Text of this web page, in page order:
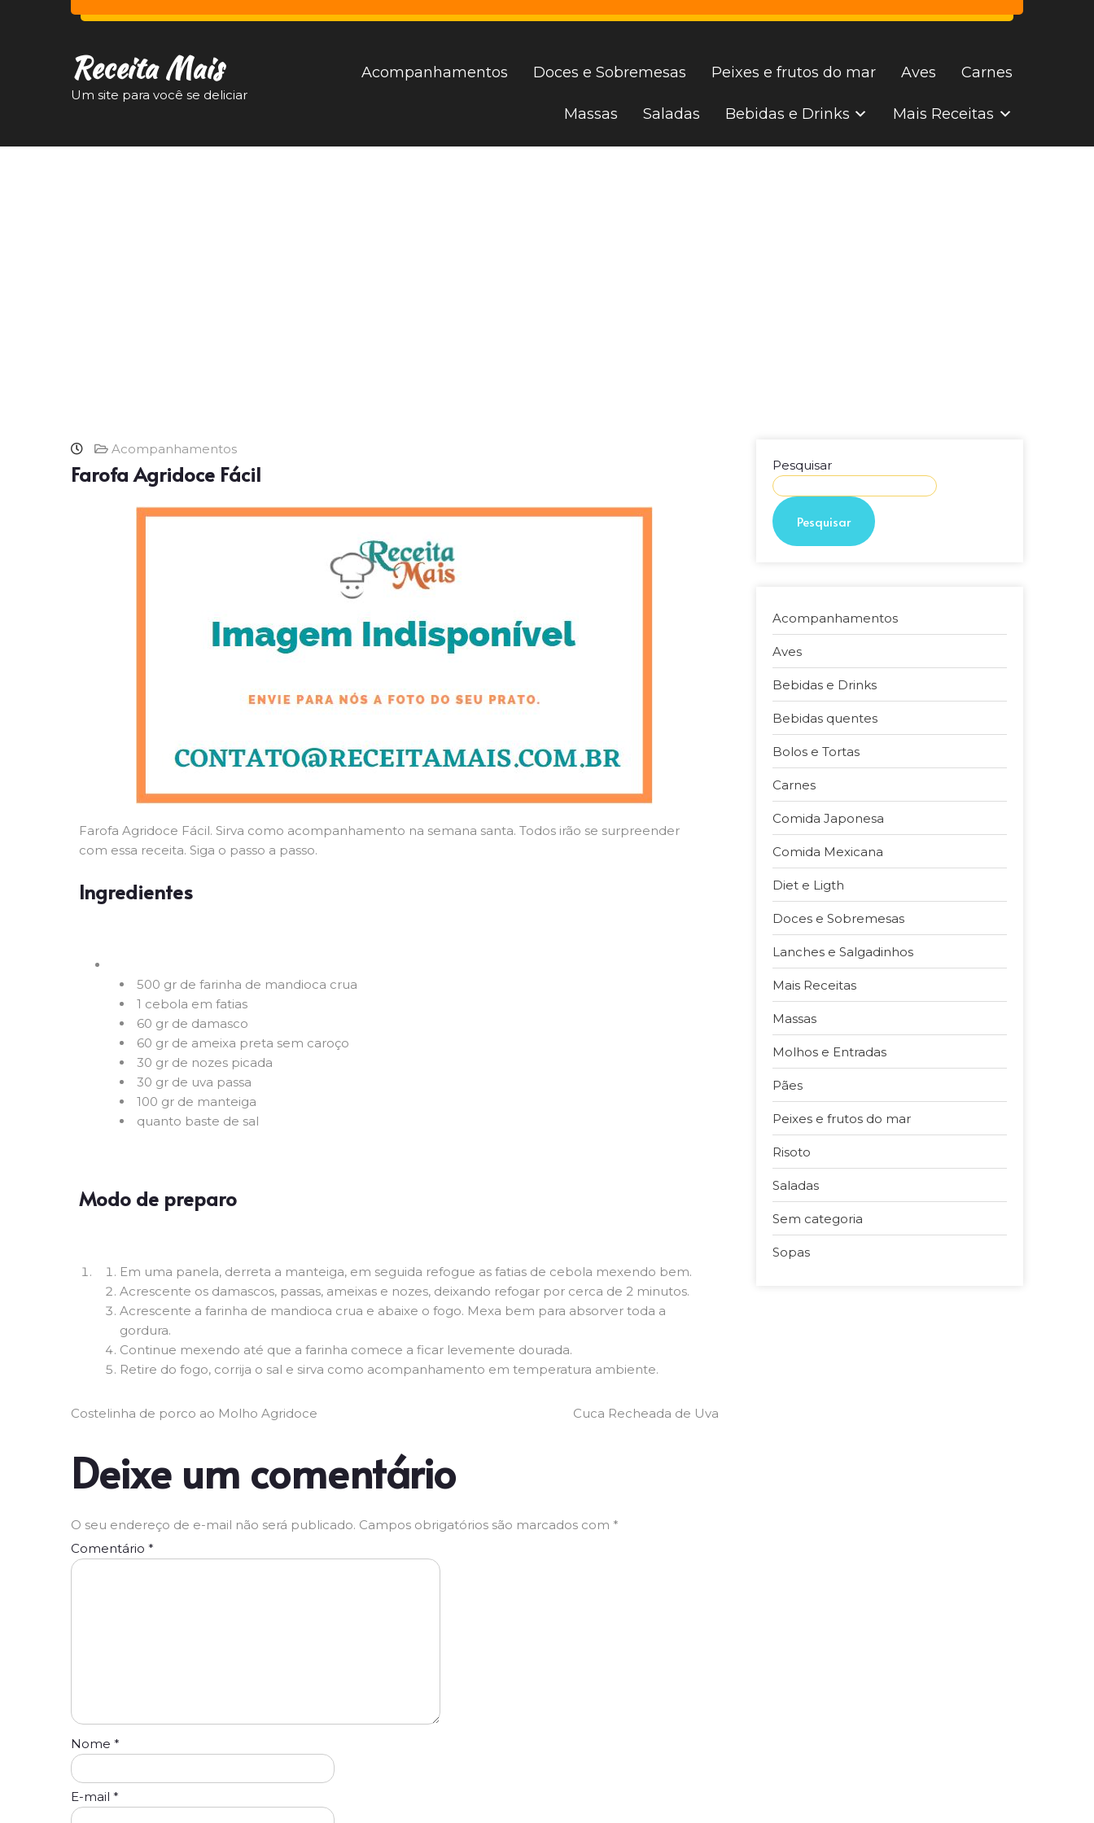
Receita Mais
Um site para você se deliciar
Acompanhamentos Doces e Sobremesas Peixes e frutos do mar Aves Carnes
Massas Saladas Bebidas e Drinks Mais Receitas
Acompanhamentos
Farofa Agridoce Fácil
Farofa Agridoce Fácil. Sirva como acompanhamento na semana santa. Todos irão se surpreender
com essa receita. Siga o passo a passo.
Ingredientes
500 gr de farinha de mandioca crua
1 cebola em fatias
60 gr de damasco
60 gr de ameixa preta sem caroço
30 gr de nozes picada
30 gr de uva passa
100 gr de manteiga
quanto baste de sal
Modo de preparo
Em uma panela, derreta a manteiga, em seguida refogue as fatias de cebola mexendo bem.
Acrescente os damascos, passas, ameixas e nozes, deixando refogar por cerca de 2 minutos.
Acrescente a farinha de mandioca crua e abaixe o fogo. Mexa bem para absorver toda a
gordura.
Continue mexendo até que a farinha comece a ficar levemente dourada.
Retire do fogo, corrija o sal e sirva como acompanhamento em temperatura ambiente.
Costelinha de porco ao Molho Agridoce Cuca Recheada de Uva
Deixe um comentário
O seu endereço de e-mail não será publicado. Campos obrigatórios são marcados com *
Comentário *
Nome *
E-mail *
Pesquisar
Pesquisar
Acompanhamentos
Aves
Bebidas e Drinks
Bebidas quentes
Bolos e Tortas
Carnes
Comida Japonesa
Comida Mexicana
Diet e Ligth
Doces e Sobremesas
Lanches e Salgadinhos
Mais Receitas
Massas
Molhos e Entradas
Pães
Peixes e frutos do mar
Risoto
Saladas
Sem categoria
Sopas